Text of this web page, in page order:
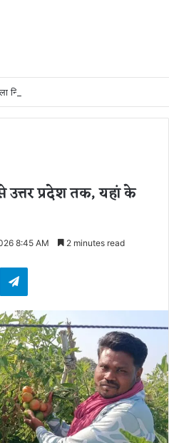
उत्तर प्रदेश तक, यहां के
8:45 AM 2 minutes read